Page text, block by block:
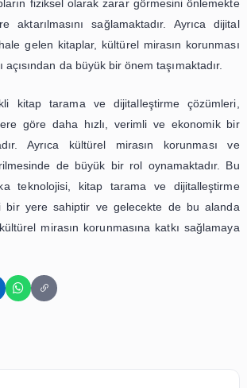
sağlamakla kalmamaktadır. Aynı
da en aza indirmektedir.
gibi sorunlar yaşanabilmektedir. Ancak
sayfaları otomatik olarak algılayıp
bu tür hataların önüne
zeka destekli kitap tarama ve
dijital ortama aktarılmasının
sağlamaktadır. Bu sayede
kolayca erişebilmekte ve
ulaşabilmektedirler. Ayrıca
ve derslerinde daha verimli